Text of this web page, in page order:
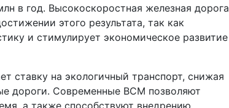
в год. Высокоскоростная железная дорога
этого результата, так как
и стимулирует экономическое развитие
ставку на экологичный транспорт, снижая
дороги. Современные ВСМ позволяют
а также способствуют внедрению